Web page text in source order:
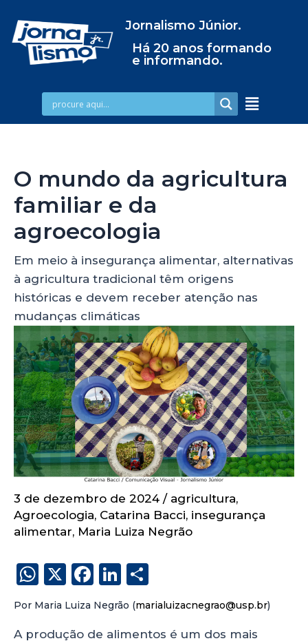
Jornalismo Júnior.
Há 20 anos formando
e informando.
O mundo da agricultura
familiar e da
agroecologia
Em meio à insegurança alimentar, alternativas
à agricultura tradicional têm origens
históricas e devem receber atenção nas
mudanças climáticas
3 de dezembro de 2024 / agricultura,
Agroecologia, Catarina Bacci, insegurança
alimentar, Maria Luiza Negrão
W
h
X
F
a
Li
n
k
h
Por Maria Luiza Negrão (marialuizacnegrao@usp.br)
A produção de alimentos é um dos mais